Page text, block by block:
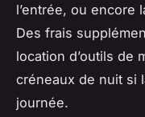
l’entrée, ou encore
Des frais
location d’outils de
créneaux de nuit si
journée.